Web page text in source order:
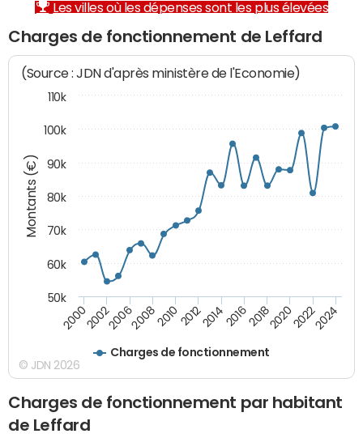
Les villes où les dépenses sont les plus élevées
Charges de fonctionnement de Leffard
Montants (€)
(Source : JDN d'après ministère de l'Economie)
Charges de fonctionnement
200020022006200820102012201420162018202020222024
50k
60k
70k
80k
90k
100k
110k
© JDN 2026
Charges de fonctionnement par habitant
de Leffard